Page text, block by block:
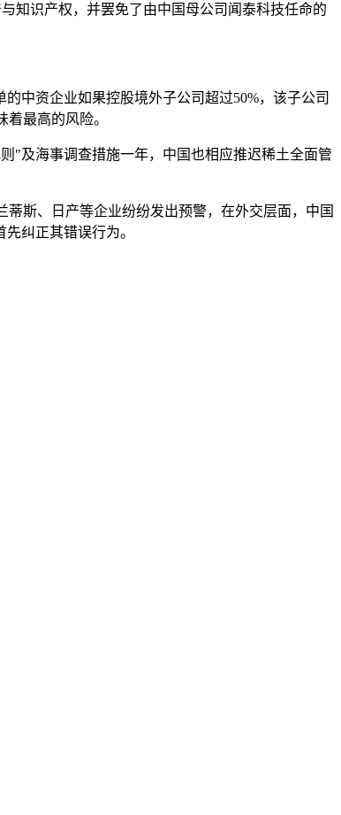
知识产权，并罢免了由中国母公司闻泰科技任命的
中资企业如果控股境外子公司超过50%，该子公司
最高的风险。
"及海事调查措施一年，中国也相应推迟稀土全面管
斯、日产等企业纷纷发出预警，在外交层面，中国
纠正其错误行为。